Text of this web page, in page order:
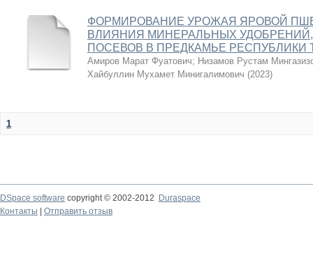
ФОРМИРОВАНИЕ УРОЖАЯ ЯРОВОЙ
ВЛИЯНИЯ МИНЕРАЛЬНЫХ
ПОСЕВОВ В ПРЕДКАМЬЕ РЕСПУБЛИКИ
Амиров Марат Фуатович; Низамов Рустам
Хайбуллин Мухамет Минигалимович (2023)
1
DSpace software copyright © 2002-2012
Duraspace
Контакты
Отправить отзыв